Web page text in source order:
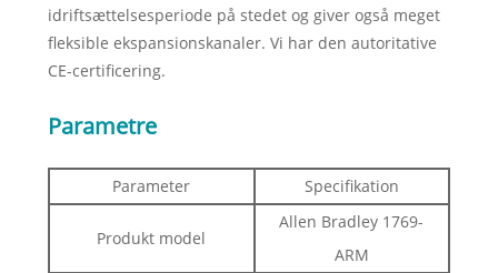
idriftsættelsesperiode på stedet og giver også meget
fleksible ekspansionskanaler. Vi har den autoritative
CE-certificering.
Parametre
Parameter Specifikation
Produkt model
Allen Bradley 1769-
ARM